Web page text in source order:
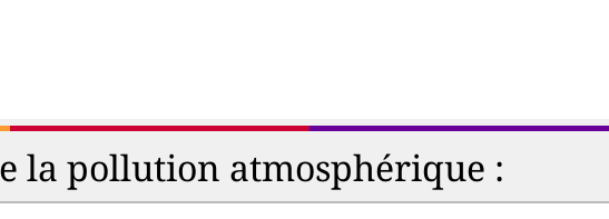
la pollution atmosphérique :